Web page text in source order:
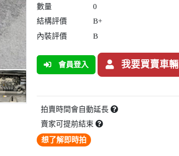
數量
0
結構評價
B+
內裝評價
B
會員登入 我要買賣車輛
拍賣時間會自動延長
賣家可提前結束
想了解即時拍